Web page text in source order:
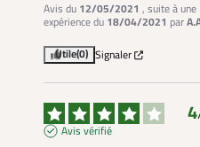
Avis du 12/05/2021 , suite à une
expérience du 18/04/2021 par
Utile(0) Signaler
4
Avis vérifié